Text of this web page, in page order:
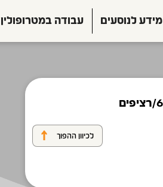
מידע לנוסעים עבודה במטרופולין
לכיוון ההפוך